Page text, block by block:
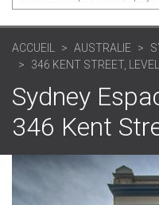
ACCUEIL AUSTRALIE
346 KENT STREET,
Sydney
346 Kent